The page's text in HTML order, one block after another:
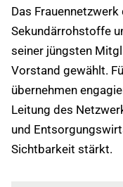
Das
Sekundärrohstoffe
seiner jüngsten
Vorstand gewählt.
übernehmen
Leitung des
und
Sichtbarkeit stärkt.